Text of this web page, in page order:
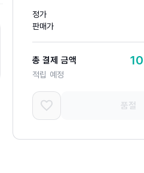
정가
판매가
총 결제 금액 10
적립 예정
품절